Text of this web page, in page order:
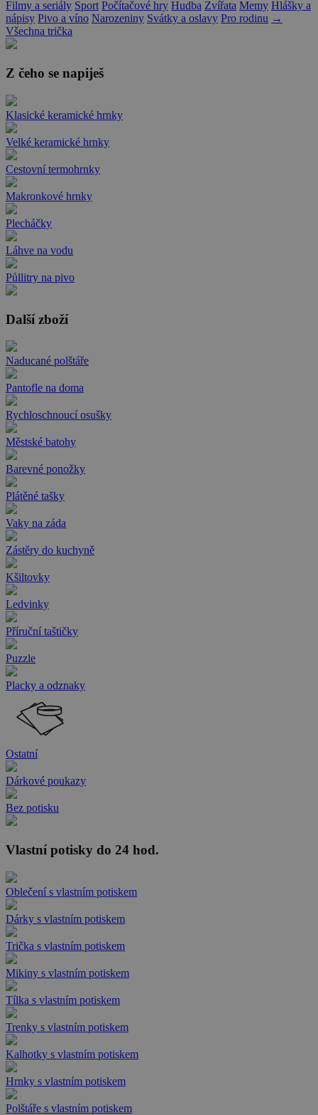
Filmy a seriály Sport Počítačové hry Hudba Zvířata Memy Hlášky a
nápisy Pivo a víno Narozeniny Svátky a oslavy Pro rodinu →
Všechna trička
Z čeho se napiješ
Klasické keramické hrnky
Velké keramické hrnky
Cestovní termohrnky
Makronkové hrnky
Plecháčky
Láhve na vodu
Půllitry na pivo
Další zboží
Naducané polštáře
Pantofle na doma
Rychloschnoucí osušky
Městské batohy
Barevné ponožky
Plátěné tašky
Vaky na záda
Zástěry do kuchyně
Kšiltovky
Ledvinky
Příruční taštičky
Puzzle
Placky a odznaky
Ostatní
Dárkové poukazy
Bez potisku
Vlastní potisky do 24 hod.
Oblečení s vlastním potiskem
Dárky s vlastním potiskem
Trička s vlastním potiskem
Mikiny s vlastním potiskem
Tílka s vlastním potiskem
Trenky s vlastním potiskem
Kalhotky s vlastním potiskem
Hrnky s vlastním potiskem
Polštáře s vlastním potiskem